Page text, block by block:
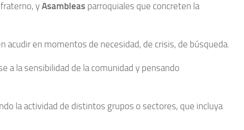
yAsambleas parroquiales que concreten la
acudir en momentos de necesidad, de crisis, de búsqueda.
a la sensibilidad de la comunidad y pensando
la actividad de distintos grupos o sectores, que incluya